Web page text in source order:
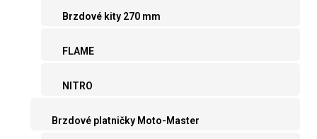
Brzdové kity 270 mm
FLAME
NITRO
Brzdové platničky Moto-Master